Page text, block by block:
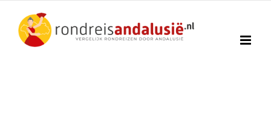
naar
inhoud